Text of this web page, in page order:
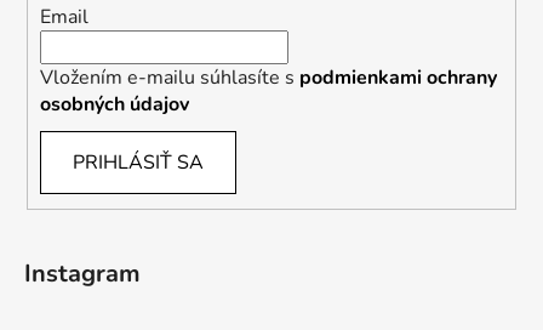
Email
Vložením e-mailu súhlasíte s podmienkami ochrany
osobných údajov
PRIHLÁSIŤ SA
Instagram